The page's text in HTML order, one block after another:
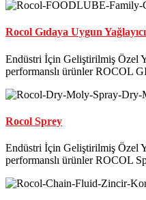
Rocol Gıdaya Uygun
Endüstri İçin Geliştirilmiş Özel
performanslı ürünler ROCOL
Rocol Sprey
Endüstri İçin Geliştirilmiş Özel
performanslı ürünler ROCOL